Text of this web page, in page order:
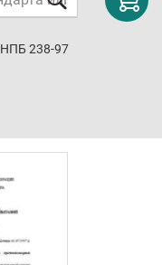
НПБ 238-97